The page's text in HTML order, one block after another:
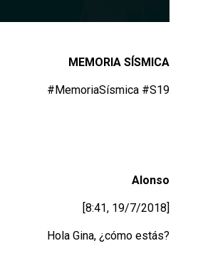
MEMORIA SÍSMICA
#MemoriaSísmica #S19
Alonso
[8:41, 19/7/2018]
Hola Gina, ¿cómo estás?